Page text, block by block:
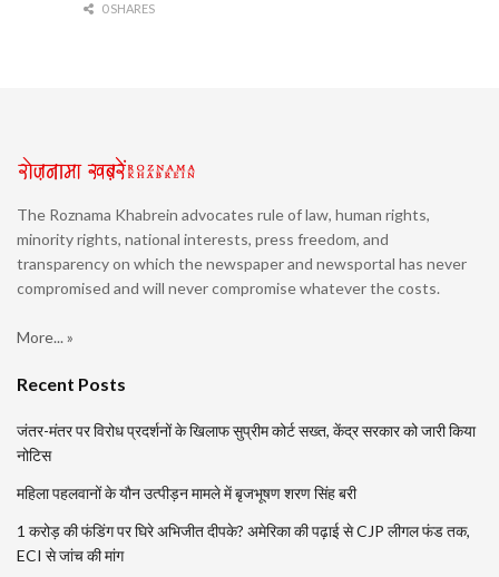
0 SHARES
The Roznama Khabrein advocates rule of law, human rights,
minority rights, national interests, press freedom, and
transparency on which the newspaper and newsportal has never
compromised and will never compromise whatever the costs.
More... »
Recent Posts
जंतर-मंतर पर विरोध प्रदर्शनों के खिलाफ सुप्रीम कोर्ट सख्त, केंद्र सरकार को जारी किया
नोटिस
महिला पहलवानों के यौन उत्पीड़न मामले में बृजभूषण शरण सिंह बरी
1 करोड़ की फंडिंग पर घिरे अभिजीत दीपके? अमेरिका की पढ़ाई से CJP लीगल फंड तक,
ECI से जांच की मांग